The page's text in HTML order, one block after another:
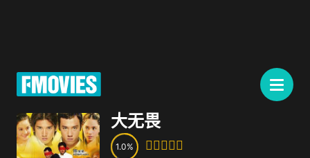
大无畏
1.0